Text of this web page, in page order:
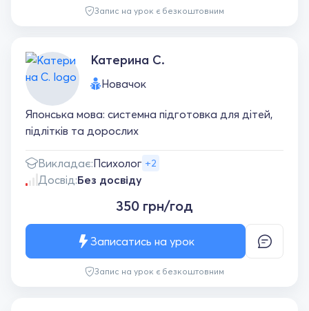
Запис на урок є безкоштовним
Катерина С.
Новачок
Японська мова: системна підготовка для дітей,
підлітків та дорослих
Викладає:Психолог +2
Досвід:Без досвіду
350 грн/год
Запис на урок є безкоштовним
Записатись на урок